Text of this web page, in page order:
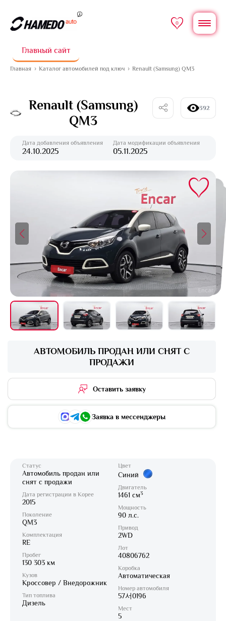
0
Главный сайт
Главная Каталог автомобилей под ключ Renault (Samsung) QM3
Renault (Samsung)
QM3
392
Дата добавления объявления
24.10.2025
Дата модификации объявления
05.11.2025
АВТОМОБИЛЬ ПРОДАН ИЛИ СНЯТ С
ПРОДАЖИ
Оставить заявку
Заявка в мессенджеры
Статус
Автомобиль продан или
снят с продажи
Дата регистрации в Корее
2015
Поколение
QM3
Комплектация
RE
Пробег
130 303 км
Кузов
Кроссовер / Внедорожник
Тип топлива
Дизель
Цвет
Синий
Двигатель
1461 см3
Мощность
90 л.с.
Привод
2WD
Лот
40806762
Коробка
Автоматическая
Номер автомобиля
57서0196
Мест
5